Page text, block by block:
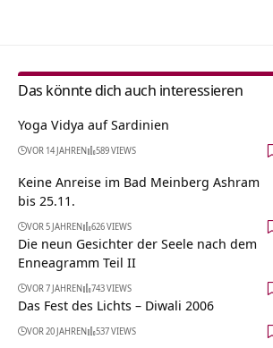
Das könnte dich auch interessieren
Yoga Vidya auf Sardinien
VOR 14 JAHREN 589 VIEWS
Keine Anreise im Bad Meinberg Ashram
bis 25.11.
VOR 5 JAHREN 626 VIEWS
Die neun Gesichter der Seele nach dem
Enneagramm Teil II
VOR 7 JAHREN 743 VIEWS
Das Fest des Lichts – Diwali 2006
VOR 20 JAHREN 537 VIEWS